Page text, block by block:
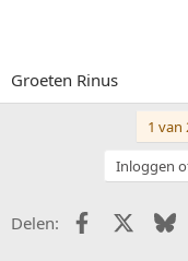
Groeten Rinus
1 van
Inloggen
Delen: Facebook
X